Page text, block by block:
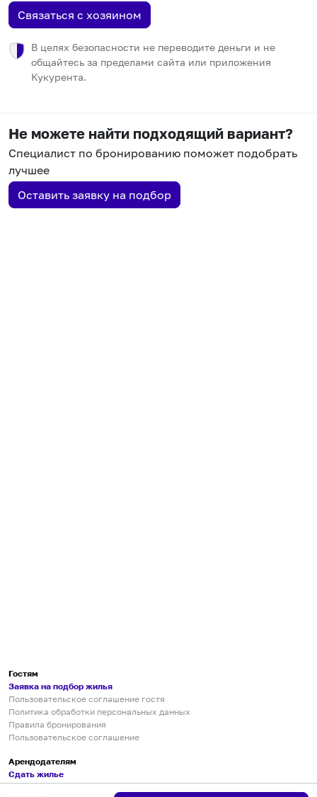
Связаться с хозяином
В целях безопасности не переводите деньги и не
общайтесь за пределами сайта или приложения
Кукурента.
Не можете найти подходящий вариант?
Специалист по бронированию поможет подобрать
лучшее
Оставить заявку на подбор
Гостям
Заявка на подбор жилья
Пользовательское соглашение гостя
Политика обработки персональных данных
Правила бронирования
Пользовательское соглашение
Арендодателям
Сдать жилье
Пользовательское соглашение